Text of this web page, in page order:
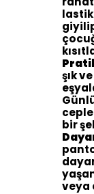
şık
bir
veya